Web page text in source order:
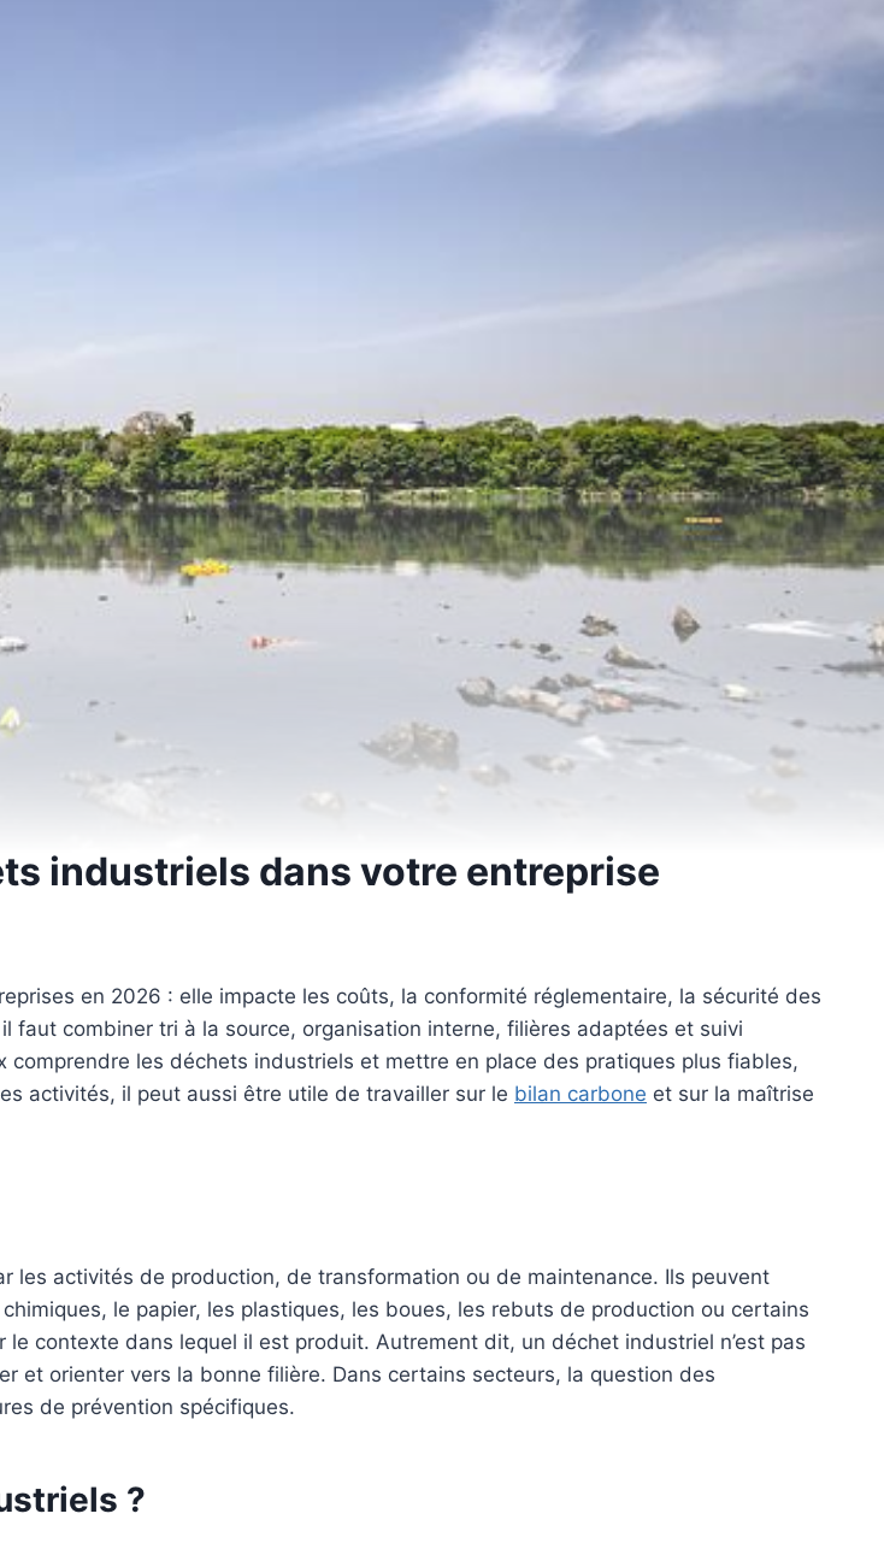
industriels dans votre entreprise
en 2026 : elle impacte les coûts, la conformité réglementaire, la sécurité des
faut combiner tri à la source, organisation interne, filières adaptées et suivi
les déchets industriels et mettre en place des pratiques plus fiables,
activités, il peut aussi être utile de travailler sur le bilan carbone et sur la maîtrise
les activités de production, de transformation ou de maintenance. Ils peuvent
le papier, les plastiques, les boues, les rebuts de production ou certains
contexte dans lequel il est produit. Autrement dit, un déchet industriel n’est pas
et orienter vers la bonne filière. Dans certains secteurs, la question des
de prévention spécifiques.
?